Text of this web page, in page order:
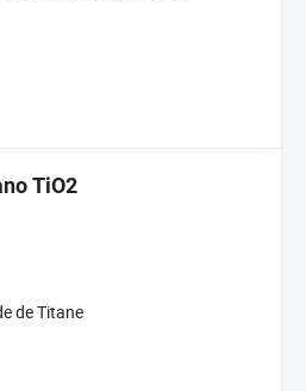
TiO2
de Titane